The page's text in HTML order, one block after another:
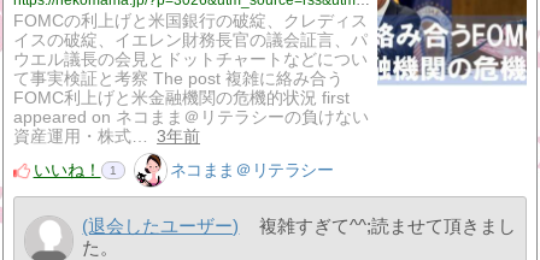
FOMCの利上げと米国銀行の破綻、クレディス
イスの破綻、イエレン財務長官の議会証言、パ
ウエル議長の会見とドットチャートなどについ
て事実検証と考察 The post 複雑に絡み合う
FOMC利上げと米金融機関の危機的状況 first
appeared on ネコまま＠リテラシーの負けない
資産運用・株式…
3年前
いいね！
1 ネコまま＠リテラシー
(退会したユーザー)
複雑すぎて^^;読ませて頂きまし
た。